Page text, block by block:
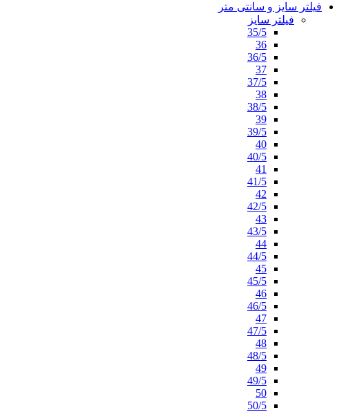
فیلتر سایز و سانتی متر
فیلتر سایز
35/5
36
36/5
37
37/5
38
38/5
39
39/5
40
40/5
41
41/5
42
42/5
43
43/5
44
44/5
45
45/5
46
46/5
47
47/5
48
48/5
49
49/5
50
50/5